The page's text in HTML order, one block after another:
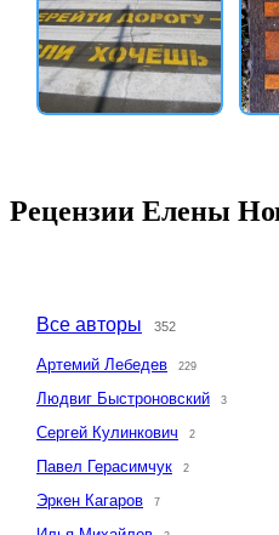
Рецензии Елены
Все авторы 352
Артемий Лебедев 229
Людвиг Быстроновский 3
Сергей Кулинкович 2
Павел Герасимчук 2
Эркен Кагаров 7